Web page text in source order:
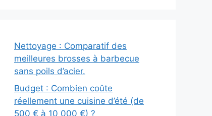
Nettoyage : Comparatif des
meilleures brosses à barbecue
sans poils d’acier.
Budget : Combien coûte
réellement une cuisine d’été (de
500 € à 10 000 €) ?